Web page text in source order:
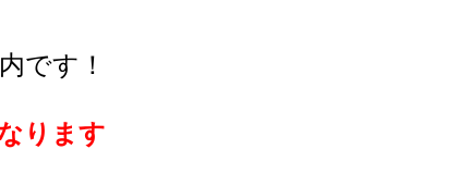
です！
ります